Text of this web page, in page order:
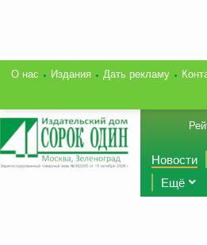
О нас Издания Дать рекламу
Новости
Ещё